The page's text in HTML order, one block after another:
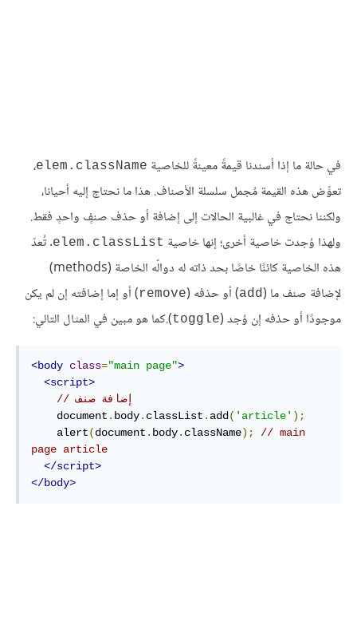
في حالة ما إذا أسندنا قيمةً معينةً للخاصية elem.className،
تعوِّض هذه القيمة مُجمل سلسلة الأصناف. هذا ما نحتاج إليه أحيانا،
ولكننا نحتاج في غالبية الحالات إلى إضافة أو حذف صنفٍ واحدٍ فقط.
ولهذا وُجدت خاصية أخرى؛ إنها خاصية elem.classList. تُعدّ
هذه الخاصية كائنًا خاصًا بحد ذاته له دوالّه الخاصة (methods)
لإضافة صنف ما (add) أو حذفه (remove) أو إما إضافته إن لم يكن
موجودًا أو حذفه إن وُجد (toggle).كما هو مبين في المثال التالي:
<body class="main page">
<script>
// إضافة صنف
    document
. body. classList . add ( 'article' );
    alert
(document . body. className);
// main
page article
</script>
</body>